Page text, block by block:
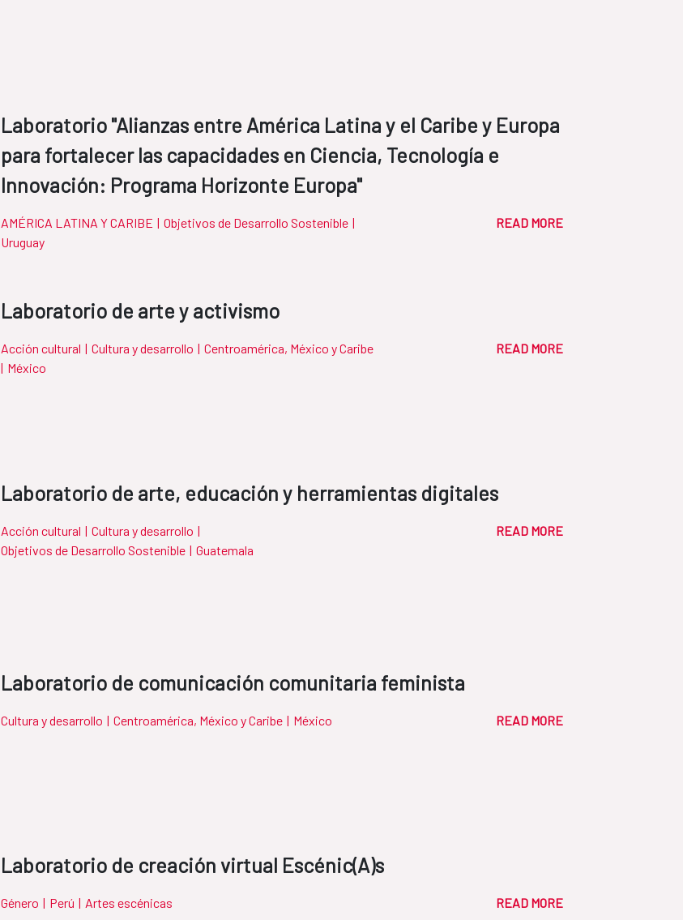
Laboratorio "Alianzas entre América Latina y el Caribe y Europa
para fortalecer las capacidades en Ciencia, Tecnología e
Innovación: Programa Horizonte Europa"
AMÉRICA LATINA Y CARIBE | Objetivos de Desarrollo Sostenible |
Uruguay
READ MORE
Laboratorio de arte y activismo
Acción cultural | Cultura y desarrollo | Centroamérica, México y Caribe
| México
READ MORE
Laboratorio de arte, educación y herramientas digitales
Acción cultural | Cultura y desarrollo |
Objetivos de Desarrollo Sostenible | Guatemala
READ MORE
Laboratorio de comunicación comunitaria feminista
Cultura y desarrollo | Centroamérica, México y Caribe | México READ MORE
Laboratorio de creación virtual Escénic(A)s
Género | Perú | Artes escénicas READ MORE